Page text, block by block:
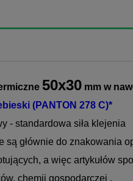
50x30mm w
(PANTON 278 C)*
- standardowa siła klejenia
są głównie do znakowania
a więc artykułów
chemii gospodarczej .